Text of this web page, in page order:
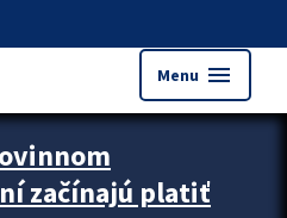
Menu menu
začínajú platiť